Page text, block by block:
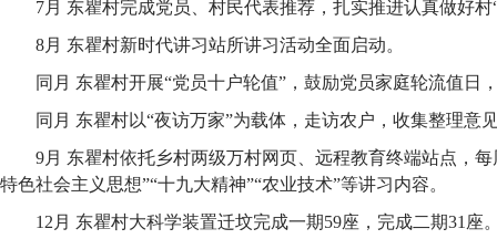
7月 东瞿村完成党员、村民代表推荐，扎实推进认真做好
8月 东瞿村新时代讲习站所讲习活动全面启动。
同月 东瞿村开展“党员十户轮值”，鼓励党员家庭轮流值日
同月 东瞿村以“夜访万家”为载体，走访农户，收集整理意
9月 东瞿村依托乡村两级万村网页、远程教育终端站点，
特色社会主义思想”“十九大精神”“农业技术”等讲习内容。
12月 东瞿村大科学装置迁坟完成一期59座，完成二期31座